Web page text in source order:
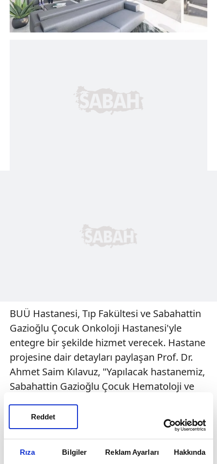
Rıza Bilgiler Reklam Ayarları Hakkında
Reddet
BUÜ Hastanesi, Tıp Fakültesi ve Sabahattin
Gazioğlu Çocuk Onkoloji Hastanesi'yle
entegre bir şekilde hizmet verecek. Hastane
projesine dair detayları paylaşan Prof. Dr.
Ahmet Saim Kılavuz, "Yapılacak hastanemiz,
Sabahattin Gazioğlu Çocuk Hematoloji ve
entegrasyon içerisinde hizmet verecek.
Toplam 59 bin metrekare inşaat alanı
75 çocuk yoğun bakım ve 175 tek kişilik